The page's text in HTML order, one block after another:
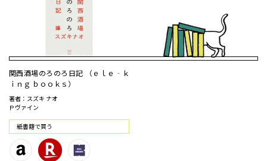
関西酒場のろのろ日記 （ｅｌｅ‐ｋ
ｉｎｇ ｂｏｏｋｓ）
著者：スズキ ナオ
Ｐヴァイン
紙書籍で買う